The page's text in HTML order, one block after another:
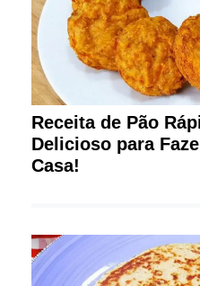
Receita de Pão
Delicioso para
Casa!